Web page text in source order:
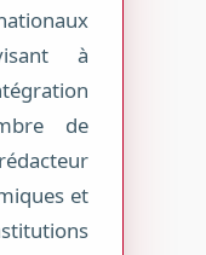
à
de
et